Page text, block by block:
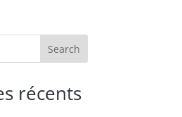
Search
récents